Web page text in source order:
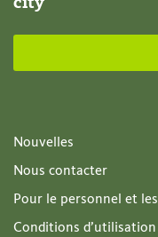
Nouvelles
Nous contacter
Pour le personnel et
Conditions d’utilisation